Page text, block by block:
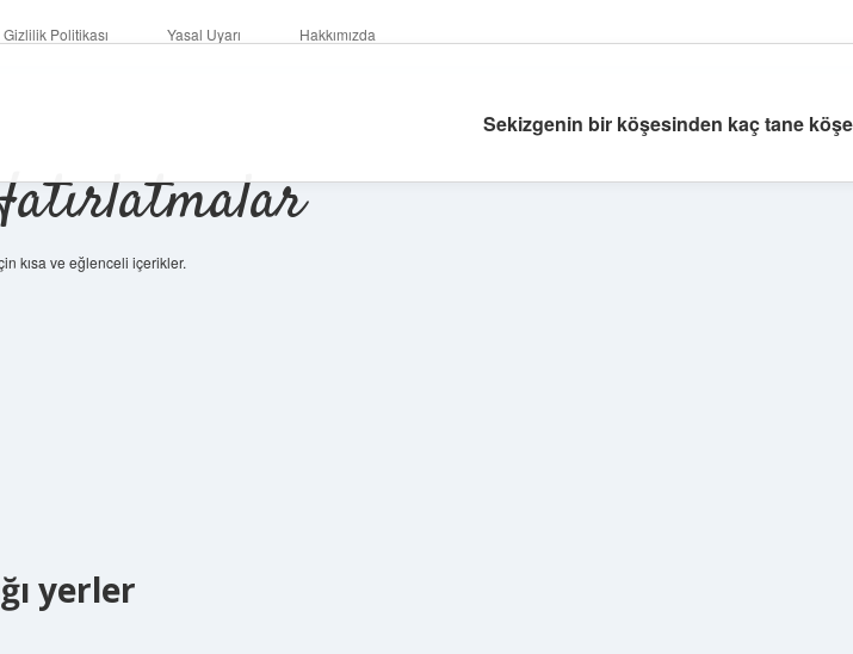
Gizlilik Politikası Yasal Uyarı Hakkımızda
kısa ve eğlenceli içerikler.
yerler
Sekizgenin bir köşesinden kaç tane